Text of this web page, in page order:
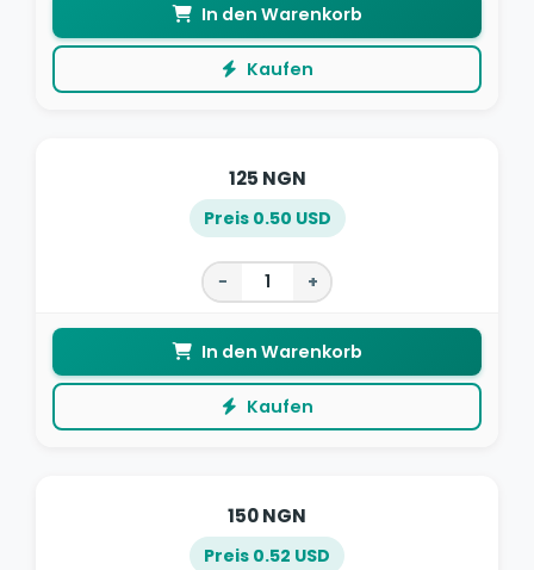
In den Warenkorb
Kaufen
125 NGN
Preis 0.50 USD
− +
In den Warenkorb
Kaufen
150 NGN
Preis 0.52 USD